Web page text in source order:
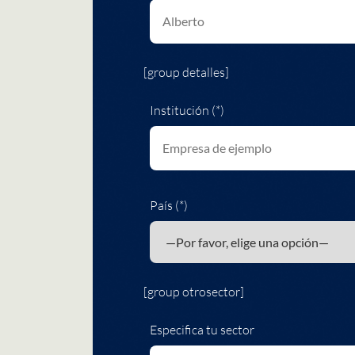
[group detalles]
Institución (*)
País (*)
[group otrosector]
Especifica tu sector